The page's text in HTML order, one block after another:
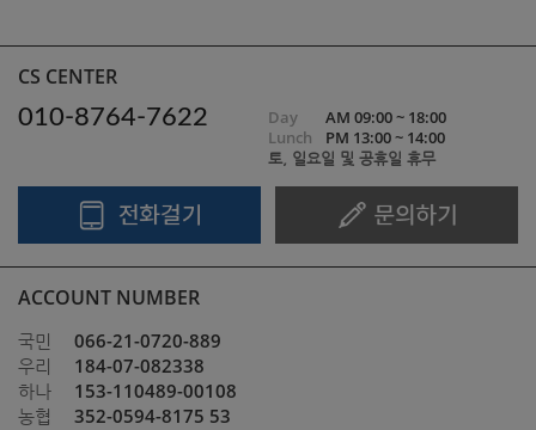
CS CENTER
010-8764-7622
Day
AM 09:00 ~ 18:00
Lunch
PM 13:00 ~ 14:00
토, 일요일 및 공휴일 휴무
ACCOUNT NUMBER
국민 066-21-0720-889
우리 184-07-082338
하나 153-110489-00108
농협 352-0594-8175 53